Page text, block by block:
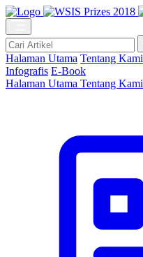
Halaman Utama Tentang Kami
Infografis E-Book
Halaman Utama Tentang Kami